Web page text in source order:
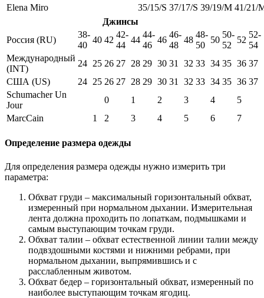
Elena Miro
35/15/S 37/17/S 39/19/M 41/21/
Джинсы
Россия (RU)
38-
40
40 42
42-
44
44
44-
46
46
46-
48
48
48-
50
50
50-
52
52
52-
54
Международный
(INT)
24 25 26 27 28 29 30 31 32 33 34 35 36 37
США (US)
24 25 26 27 28 29 30 31 32 33 34 35 36 37
Schumacher Un
Jour
0 1 2 3 4
5
MarcCain
1 2 3 4 5 6 7
Определение размера одежды
Для определения размера одежды нужно измерить три
параметра:
Обхват груди – максимальный горизонтальный обхват,
измеренный при нормальном дыхании. Измерительная
лента должна проходить по лопаткам, подмышками и
самым выступающим точкам груди.
Обхват талии – обхват естественной линии талии между
подвздошными костями и нижними ребрами, при
нормальном дыхании, выпрямившись и с
расслабленным животом.
Обхват бедер – горизонтальный обхват, измеренный по
наиболее выступающим точкам ягодиц.